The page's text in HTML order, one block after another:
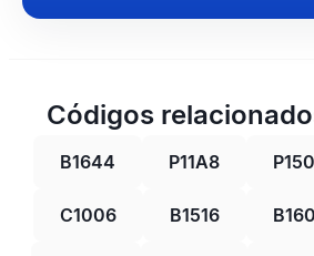
Códigos
B1644 P11A8
C1006 B1516